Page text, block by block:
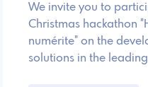
We invite you to
Christmas hackathon
numérite" on the
solutions in the